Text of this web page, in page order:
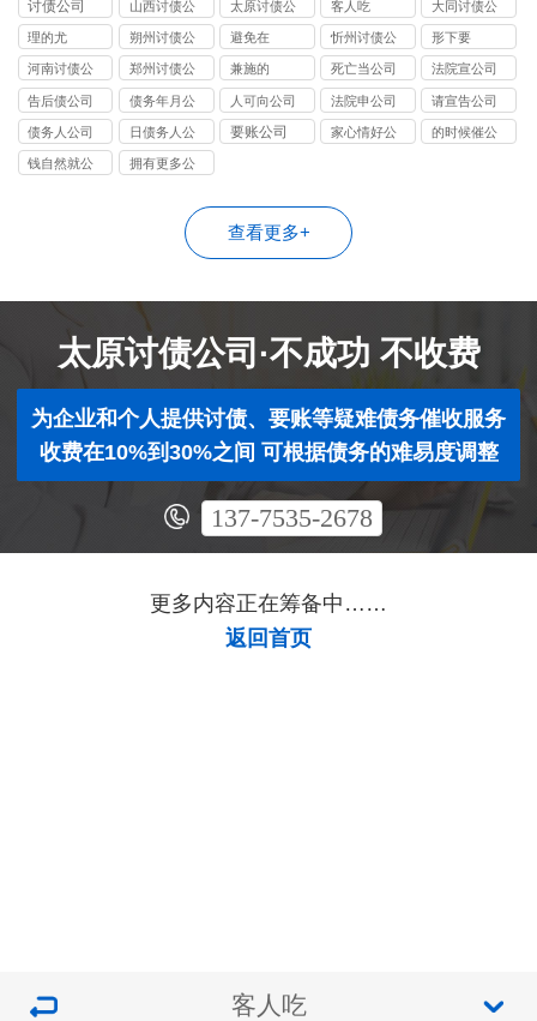
讨债公司
山西讨债公
司
太原讨债公
司
客人吃
大同讨债公
司
理的尤
朔州讨债公
司
避免在
忻州讨债公
司
形下要
河南讨债公
司
郑州讨债公
司
兼施的 死亡当公司 法院宣公司
告后债公司
债务年月公
司
人可向公司 法院申公司 请宣告公司
债务人公司
日债务人公
司
要账公司
家心情好公
的时候催公
钱自然就公
拥有更多公
查看更多+
太原讨债公司·不成功 不收费
为企业和个人提供讨债、要账等疑难债务催收服务
收费在10%到30%之间 可根据债务的难易度调整
137-7535-2678
更多内容正在筹备中……
返回首页
客人吃